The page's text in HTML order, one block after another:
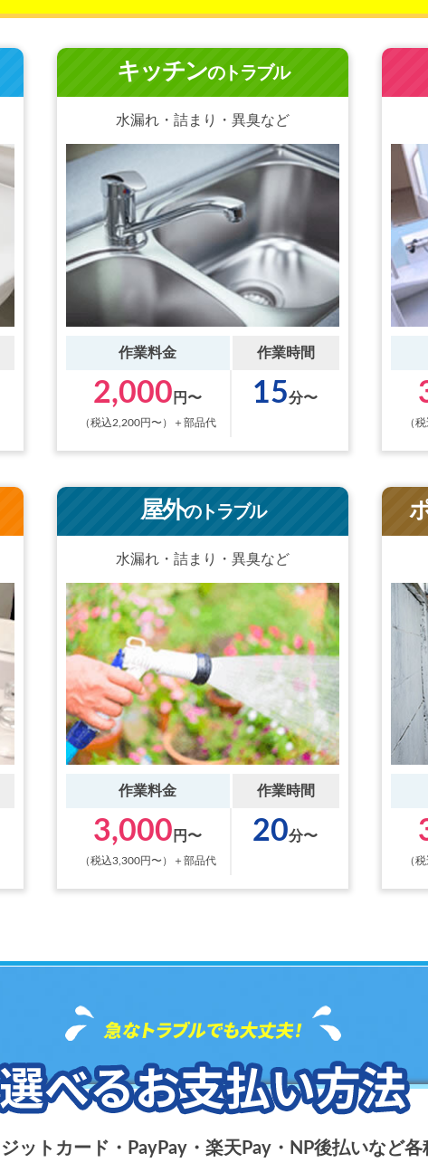
キッチンのトラブル
水漏れ・詰まり・異臭など
作業料金 作業時間
2,000 円〜
（税込2,200円〜）＋部品代
15分〜
（
屋外のトラブル
水漏れ・詰まり・異臭など
作業料金 作業時間
3,000 円〜
（税込3,300円〜）＋部品代
20分〜
（
ットカード・PayPay・楽天Pay・NP後払いなど各